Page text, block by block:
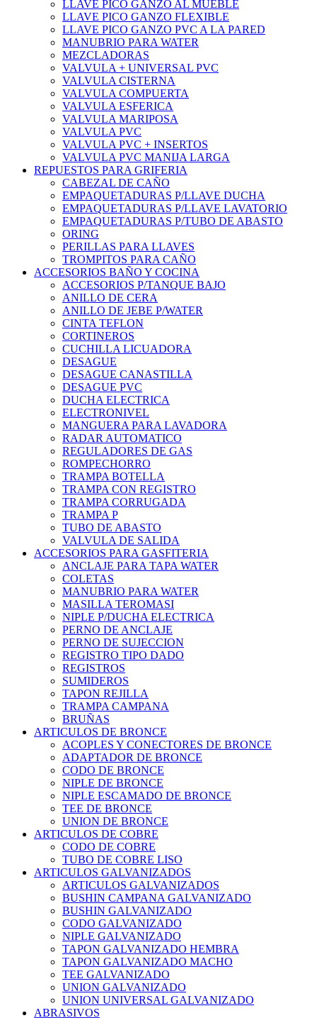
LLAVE PICO GANZO AL MUEBLE
LLAVE PICO GANZO FLEXIBLE
LLAVE PICO GANZO PVC A LA PARED
MANUBRIO PARA WATER
MEZCLADORAS
VALVULA + UNIVERSAL PVC
VALVULA CISTERNA
VALVULA COMPUERTA
VALVULA ESFERICA
VALVULA MARIPOSA
VALVULA PVC
VALVULA PVC + INSERTOS
VALVULA PVC MANIJA LARGA
REPUESTOS PARA GRIFERIA
CABEZAL DE CAÑO
EMPAQUETADURAS P/LLAVE DUCHA
EMPAQUETADURAS P/LLAVE LAVATORIO
EMPAQUETADURAS P/TUBO DE ABASTO
ORING
PERILLAS PARA LLAVES
TROMPITOS PARA CAÑO
ACCESORIOS BAÑO Y COCINA
ACCESORIOS P/TANQUE BAJO
ANILLO DE CERA
ANILLO DE JEBE P/WATER
CINTA TEFLON
CORTINEROS
CUCHILLA LICUADORA
DESAGUE
DESAGUE CANASTILLA
DESAGUE PVC
DUCHA ELECTRICA
ELECTRONIVEL
MANGUERA PARA LAVADORA
RADAR AUTOMATICO
REGULADORES DE GAS
ROMPECHORRO
TRAMPA BOTELLA
TRAMPA CON REGISTRO
TRAMPA CORRUGADA
TRAMPA P
TUBO DE ABASTO
VALVULA DE SALIDA
ACCESORIOS PARA GASFITERIA
ANCLAJE PARA TAPA WATER
COLETAS
MANUBRIO PARA WATER
MASILLA TEROMASI
NIPLE P/DUCHA ELECTRICA
PERNO DE ANCLAJE
PERNO DE SUJECCION
REGISTRO TIPO DADO
REGISTROS
SUMIDEROS
TAPON REJILLA
TRAMPA CAMPANA
BRUÑAS
ARTICULOS DE BRONCE
ACOPLES Y CONECTORES DE BRONCE
ADAPTADOR DE BRONCE
CODO DE BRONCE
NIPLE DE BRONCE
NIPLE ESCAMADO DE BRONCE
TEE DE BRONCE
UNION DE BRONCE
ARTICULOS DE COBRE
CODO DE COBRE
TUBO DE COBRE LISO
ARTICULOS GALVANIZADOS
ARTICULOS GALVANIZADOS
BUSHIN CAMPANA GALVANIZADO
BUSHIN GALVANIZADO
CODO GALVANIZADO
NIPLE GALVANIZADO
TAPON GALVANIZADO HEMBRA
TAPON GALVANIZADO MACHO
TEE GALVANIZADO
UNION GALVANIZADO
UNION UNIVERSAL GALVANIZADO
ABRASIVOS